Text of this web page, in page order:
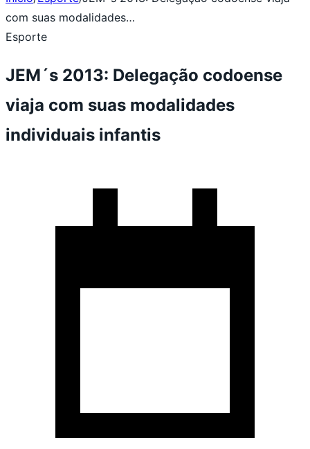
com suas modalidades…
Esporte
JEM´s 2013: Delegação codoense
viaja com suas modalidades
individuais infantis